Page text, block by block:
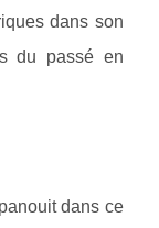
dans son
du passé en
dans ce